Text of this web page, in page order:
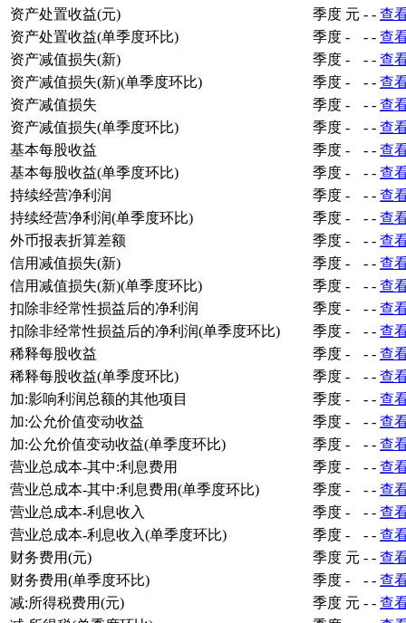
资产处置收益(元)
季度 元 - - 查
资产处置收益(单季度环比)
季度 - - - 查
资产减值损失(新)
季度 - - - 查
资产减值损失(新)(单季度环比)
季度 - - - 查
资产减值损失
季度 - - - 查
资产减值损失(单季度环比)
季度 - - - 查
基本每股收益
季度 - - - 查
基本每股收益(单季度环比)
季度 - - - 查
持续经营净利润
季度 - - - 查
持续经营净利润(单季度环比)
季度 - - - 查
外币报表折算差额
季度 - - - 查
信用减值损失(新)
季度 - - - 查
信用减值损失(新)(单季度环比)
季度 - - - 查
扣除非经常性损益后的净利润
季度 - - - 查
扣除非经常性损益后的净利润(单季度环比)
季度 - - - 查
稀释每股收益
季度 - - - 查
稀释每股收益(单季度环比)
季度 - - - 查
加:影响利润总额的其他项目
季度 - - - 查
加:公允价值变动收益
季度 - - - 查
加:公允价值变动收益(单季度环比)
季度 - - - 查
营业总成本-其中:利息费用
季度 - - - 查
营业总成本-其中:利息费用(单季度环比)
季度 - - - 查
营业总成本-利息收入
季度 - - - 查
营业总成本-利息收入(单季度环比)
季度 - - - 查
财务费用(元)
季度 元 - - 查
财务费用(单季度环比)
季度 - - - 查
减:所得税费用(元)
季度 元 - - 查